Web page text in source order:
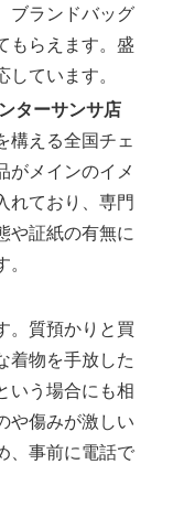
ブランドバッグ
もらえます。盛
ています。
ターサンサ店
構える全国チェ
がメインのイメ
れており、専門
や証紙の有無に
。質預かりと買
着物を手放した
いう場合にも相
や傷みが激しい
、事前に電話で